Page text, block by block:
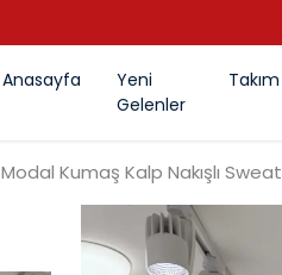
Anasayfa
Yeni
Gelenler
Takım
Modal Kumaş Kalp Nakışlı Sweat